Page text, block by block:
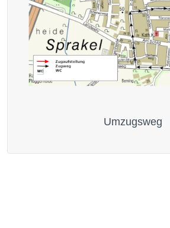
Umzugsweg